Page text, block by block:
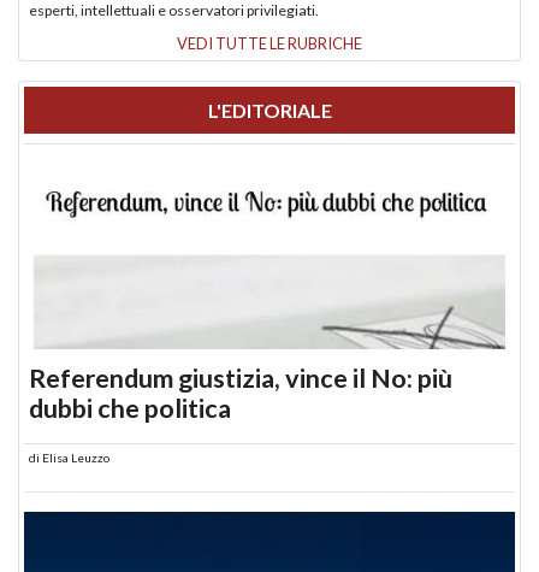
esperti, intellettuali e osservatori privilegiati.
VEDI TUTTE LE RUBRICHE
L'EDITORIALE
Referendum giustizia, vince il No: più
dubbi che politica
di Elisa Leuzzo